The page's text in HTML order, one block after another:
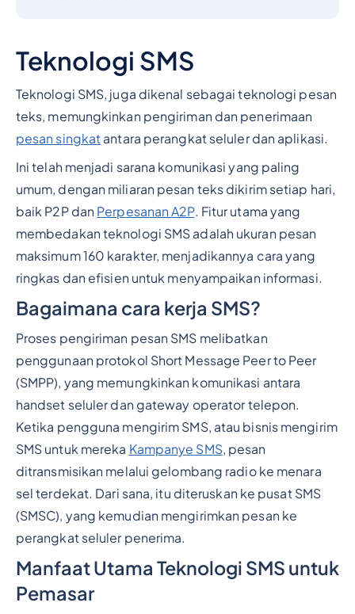
Teknologi SMS
Teknologi SMS, juga dikenal sebagai teknologi pesan
teks, memungkinkan pengiriman dan penerimaan
pesan singkat antara perangkat seluler dan aplikasi.
Ini telah menjadi sarana komunikasi yang paling
umum, dengan miliaran pesan teks dikirim setiap hari,
baik P2P dan Perpesanan A2P. Fitur utama yang
membedakan teknologi SMS adalah ukuran pesan
maksimum 160 karakter, menjadikannya cara yang
ringkas dan efisien untuk menyampaikan informasi.
Bagaimana cara kerja SMS?
Proses pengiriman pesan SMS melibatkan
penggunaan protokol Short Message Peer to Peer
(SMPP), yang memungkinkan komunikasi antara
handset seluler dan gateway operator telepon.
Ketika pengguna mengirim SMS, atau bisnis mengirim
SMS untuk mereka Kampanye SMS, pesan
ditransmisikan melalui gelombang radio ke menara
sel terdekat. Dari sana, itu diteruskan ke pusat SMS
(SMSC), yang kemudian mengirimkan pesan ke
perangkat seluler penerima.
Manfaat Utama Teknologi SMS untuk
Pemasar